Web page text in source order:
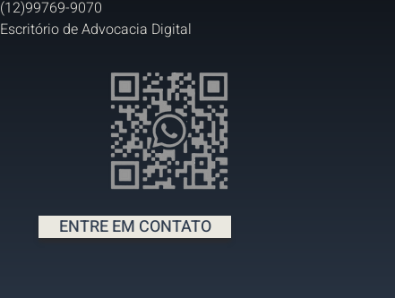
(12)99769-9070
Escritório de Advocacia Digital
ENTRE EM CONTATO